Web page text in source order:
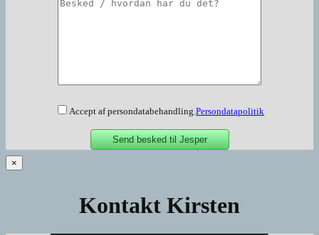
Accept af persondatabehandling. Persondatapolitik
×
Kontakt Kirsten